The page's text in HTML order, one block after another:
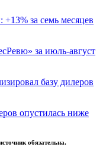
за семь месяцев
за июль-август
базу дилеров
опустилась ниже
обязательна.